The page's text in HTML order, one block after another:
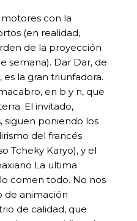
motores con la
(en realidad,
de la proyección
semana). Dar Dar, de
la gran triunfadora.
en b y n, que
El invitado,
siguen poniendo los
del francés
Tcheky Karyo), y el
La ultima
comen todo. No nos
de animación
de calidad, que